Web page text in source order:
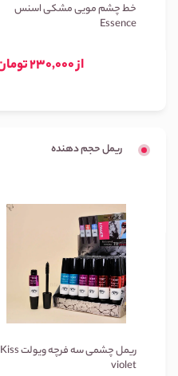
خط چشم مویی مشکی اسنس
Essence
از 230,000 تومان
ریمل حجم دهنده
ریمل چشمی سه فرچه ویولت Kiss
violet